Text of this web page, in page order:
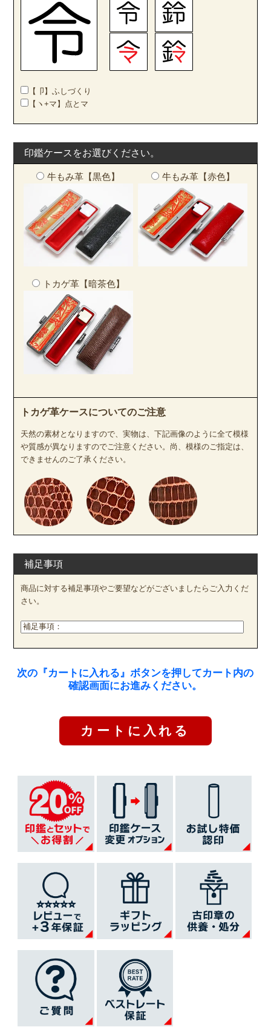
【卩】ふしづくり
【ヽ+マ】点とマ
印鑑ケースをお選びください。
牛もみ革【黒色】 牛もみ革【赤色】
トカゲ革【暗茶色】
トカゲ革ケースについてのご注意
天然の素材となりますので、実物は、下記画像のように全て模様
や質感が異なりますのでご注意ください。尚、模様のご指定は、
できませんのご了承ください。
補足事項
商品に対する補足事項やご要望などがございましたらご入力くだ
さい。
次の『カートに入れる』ボタンを押してカート内の
確認画面にお進みください。